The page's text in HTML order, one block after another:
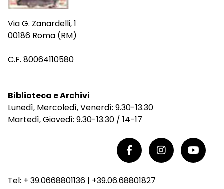
Via G. Zanardelli, 1
00186 Roma (RM)
C.F. 80064110580
Biblioteca e Archivi
Lunedì, Mercoledì, Venerdì: 9.30-13.30
Martedì, Giovedì: 9.30-13.30 / 14-17
Tel: + 39.0668801136 | +39.06.68801827